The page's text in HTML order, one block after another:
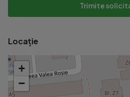
Trimite
Locație
+
−